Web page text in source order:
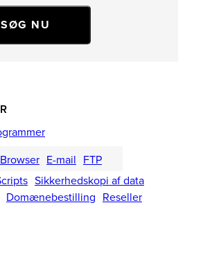
SØG NU
Browser E-mail FTP
Sikkerhedskopi af data
Domænebestilling Reseller